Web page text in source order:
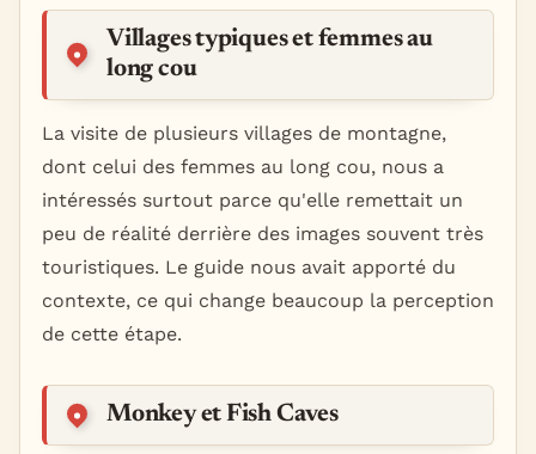
Villages typiques et femmes au
long cou
La visite de plusieurs villages de montagne,
dont celui des femmes au long cou, nous a
intéressés surtout parce qu'elle remettait un
peu de réalité derrière des images souvent très
touristiques. Le guide nous avait apporté du
contexte, ce qui change beaucoup la perception
de cette étape.
Monkey et Fish Caves